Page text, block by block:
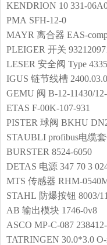
KENDRION 10 331-
PMA SFH-12-0
MAYR 离合器 EAS-
PLEIGER 开关
LESER 安全阀 Type
IGUS 链节线槽
GEMU 阀 B-12-11430/
ETAS F-00K-107-931
PISTER 球阀 BKHU
STAUBLI profibus电缆
BURSTER 8524-6050
DETAS 电源 347 70 3
MTS 传感器 RHM-
STAHL 防爆按钮 8003/
AB 输出模块 1746-0v8
ASCO MP-C-087
TATRINGEN 30.0*3.0